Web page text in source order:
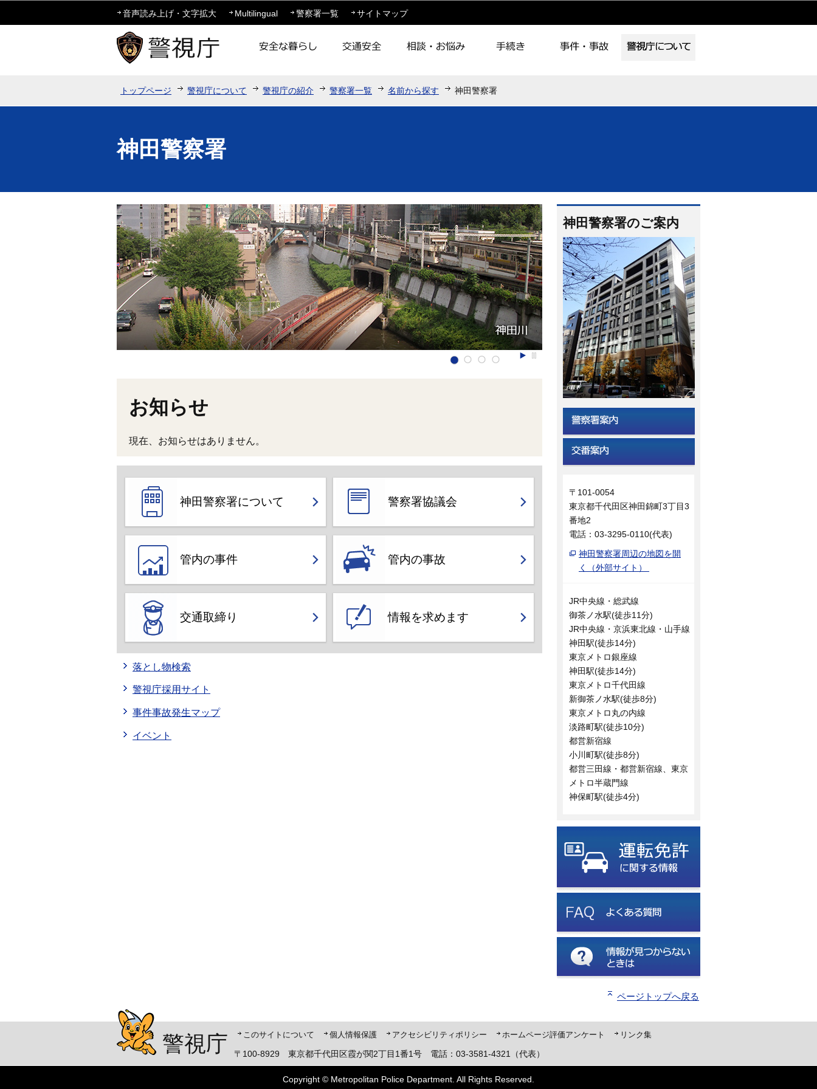
このページの本文へ移動
音声読み上げ・文字拡大 Multilingual 警察署一覧 サイトマップ
トップページ 警視庁について 警視庁の紹介 警察署一覧 名前から探す 神田警察署
神田警察署
お知らせ
現在、お知らせはありません。
神田警察署について 警察署協議会
管内の事件 管内の事故
交通取締り 情報を求めます
落とし物検索
警視庁採用サイト
事件事故発生マップ
イベント
神田警察署のご案内
〒101-0054
東京都千代田区神田錦町3丁目3
番地2
電話：03-3295-0110(代表)
神田警察署周辺の地図を開
く（外部サイト）
JR中央線・総武線
御茶ノ水駅(徒歩11分)
JR中央線・京浜東北線・山手線
神田駅(徒歩14分)
東京メトロ銀座線
神田駅(徒歩14分)
東京メトロ千代田線
新御茶ノ水駅(徒歩8分)
東京メトロ丸の内線
淡路町駅(徒歩10分)
都営新宿線
小川町駅(徒歩8分)
都営三田線・都営新宿線、東京
メトロ半蔵門線
神保町駅(徒歩4分)
ページトップへ戻る
警視庁 このサイトについて 個人情報保護 アクセシビリティポリシー ホームページ評価アンケート リンク集
〒100-8929 東京都千代田区霞が関2丁目1番1号 電話：03-3581-4321（代表）
Copyright © Metropolitan Police Department. All Rights Reserved.